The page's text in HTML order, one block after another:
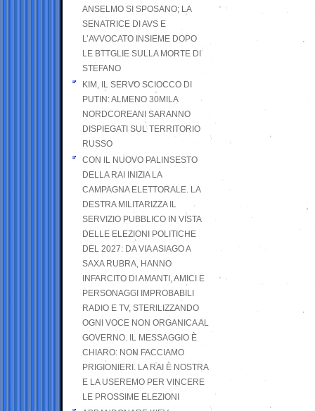
ANSELMO SI SPOSANO; LA
SENATRICE DI AVS E
L’AVVOCATO INSIEME DOPO
LE BTTGLIE SULLA MORTE DI
STEFANO
KIM, IL SERVO SCIOCCO DI
PUTIN: ALMENO 30MILA
NORDCOREANI SARANNO
DISPIEGATI SUL TERRITORIO
RUSSO
CON IL NUOVO PALINSESTO
DELLA RAI INIZIA LA
CAMPAGNA ELETTORALE. LA
DESTRA MILITARIZZA IL
SERVIZIO PUBBLICO IN VISTA
DELLE ELEZIONI POLITICHE
DEL 2027: DA VIA ASIAGO A
SAXA RUBRA, HANNO
INFARCITO DI AMANTI, AMICI E
PERSONAGGI IMPROBABILI
RADIO E TV, STERILIZZANDO
OGNI VOCE NON ORGANICA AL
GOVERNO. IL MESSAGGIO È
CHIARO: NON FACCIAMO
PRIGIONIERI. LA RAI È NOSTRA
E LA USEREMO PER VINCERE
LE PROSSIME ELEZIONI